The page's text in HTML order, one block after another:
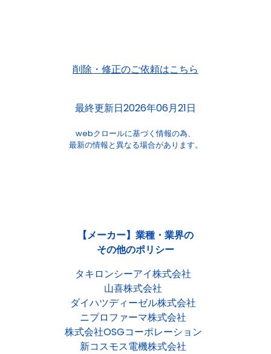
削除・修正のご依頼はこちら
最終更新日2026年06月21日
webクロールに基づく情報の為、
最新の情報と異なる場合があります。
【メーカー】業種・業界の
その他のポリシー
タキロンシーアイ株式会社
山喜株式会社
ダイハツディーゼル株式会社
ニプロファーマ株式会社
株式会社OSGコーポレーション
新コスモス電機株式会社